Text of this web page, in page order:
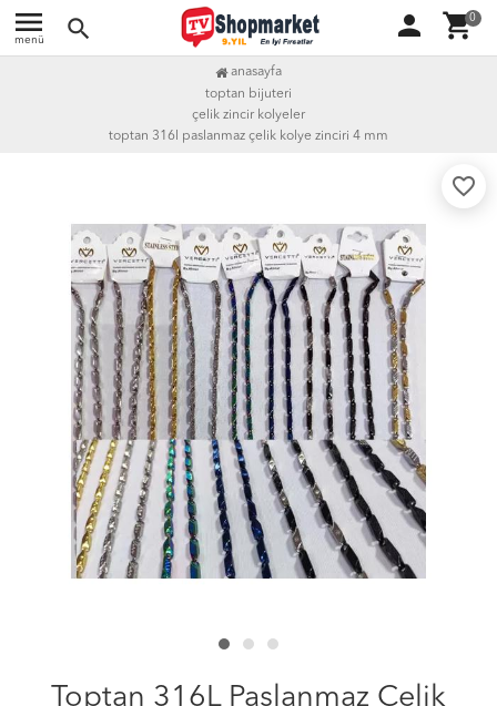
menu
menü search person shopping_cart0
anasayfa
toptan bijuteri
çelik zincir kolyeler
toptan 316l paslanmaz çelik kolye zinciri 4 mm
favorite_border
Toptan 316L Paslanmaz Çelik